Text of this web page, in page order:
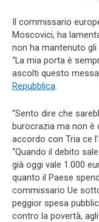
Il commissario
Moscovici, ha
non ha mantenuto
“La mia porta è
ascolti questo
Repubblica.
“Sento dire che
burocrazia ma non è
accordo con Tria ce
“Quando il debito
già oggi vale 1.000
quanto il Paese
commissario Ue
peggior spesa
contro la povertà,